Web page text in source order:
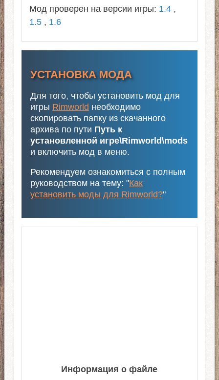
Мод проверен на версии игры: 1.4,
1.5, 1.6
УСТАНОВКА МОДА
Для того, чтобы установить мод для
игры Rimworld необходимо
скопировать папку из скачанного
архива по пути Путь к
установленной игре\Rimworld\mods
и включить мод в меню.
Рекомендуем ознакомиться с полным
руководством на тему: "Как
установить моды для Rimworld?"
Информация о файле